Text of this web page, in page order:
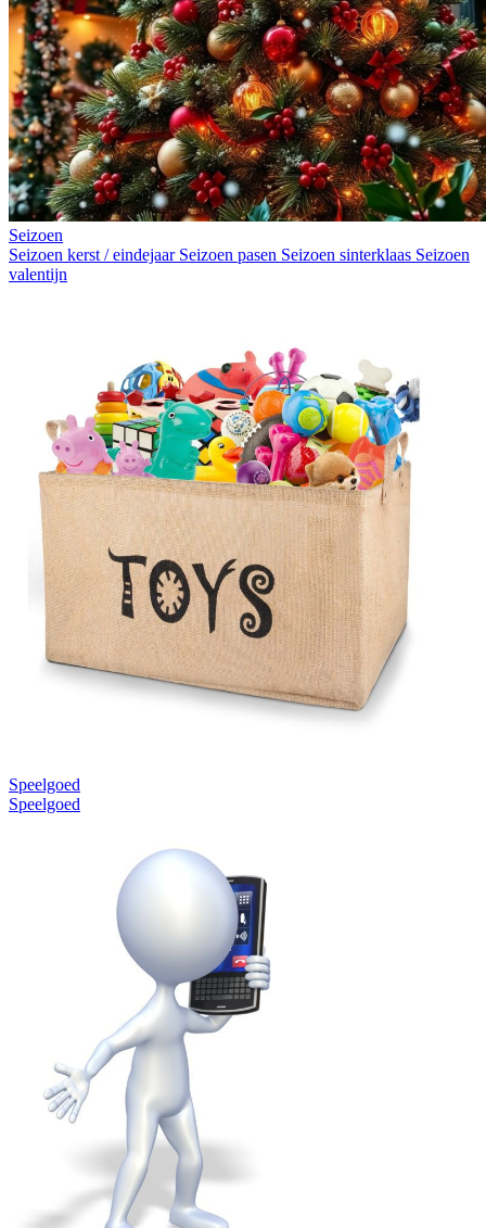
Seizoen
Seizoen kerst / eindejaar Seizoen pasen Seizoen sinterklaas Seizoen
valentijn
Speelgoed
Speelgoed